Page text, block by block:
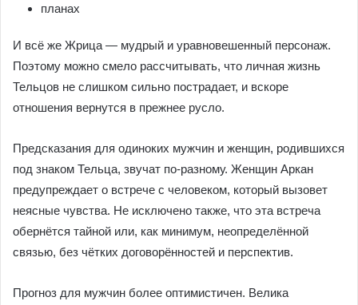
планах
И всё же Жрица — мудрый и уравновешенный персонаж.
Поэтому можно смело рассчитывать, что личная жизнь
Тельцов не слишком сильно пострадает, и вскоре
отношения вернутся в прежнее русло.
Предсказания для одиноких мужчин и женщин, родившихся
под знаком Тельца, звучат по-разному. Женщин Аркан
предупреждает о встрече с человеком, который вызовет
неясные чувства. Не исключено также, что эта встреча
обернётся тайной или, как минимум, неопределённой
связью, без чётких договорённостей и перспектив.
Прогноз для мужчин более оптимистичен. Велика